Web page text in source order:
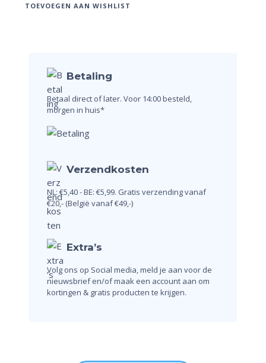
TOEVOEGEN AAN WISHLIST
Betaling
Betaal direct of later. Voor 14:00 besteld,
morgen in huis*
Verzendkosten
NL: €5,40 - BE: €5,99. Gratis verzending vanaf
€20,- (België vanaf €49,-)
Extra’s
Volg ons op Social media, meld je aan voor de
nieuwsbrief en/of maak een account aan om
kortingen & gratis producten te krijgen.